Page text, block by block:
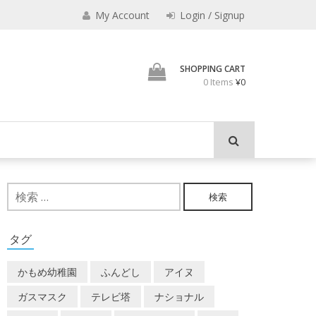
魔法使いのべし
My Account Login / Signup
SHOPPING CART
0 Items ¥0
検
索:
タグ
かもめ幼稚園 ふんどし
アイヌ
ガスマスク
テレビ塔
ナショナル